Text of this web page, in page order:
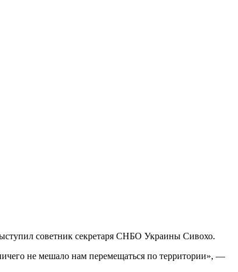
советник секретаря СНБО Украины Сивохо.
не мешало нам перемещаться по территории», —